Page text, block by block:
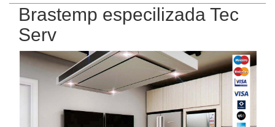
Brastemp especilizada Tec
Serv